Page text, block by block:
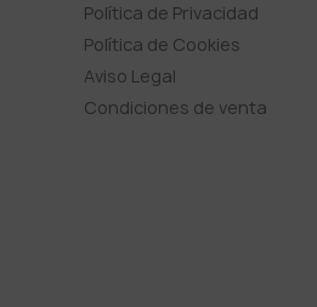
Política de Privacidad
Política de Cookies
Aviso Legal
Condiciones de venta